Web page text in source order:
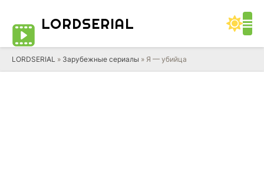
LORDSERIAL
LORDSERIAL » Зарубежные сериалы » Я — убийца